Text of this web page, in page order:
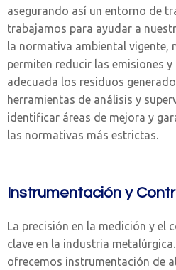
asegurando así un entorno de
trabajamos para ayudar a
la normativa ambiental vigente,
permiten reducir las emisiones
adecuada los residuos
herramientas de análisis y
identificar áreas de mejora y
las normativas más estrictas.
Instrumentación y
La precisión en la medición y el
clave en la industria metalúrgica.
ofrecemos instrumentación de